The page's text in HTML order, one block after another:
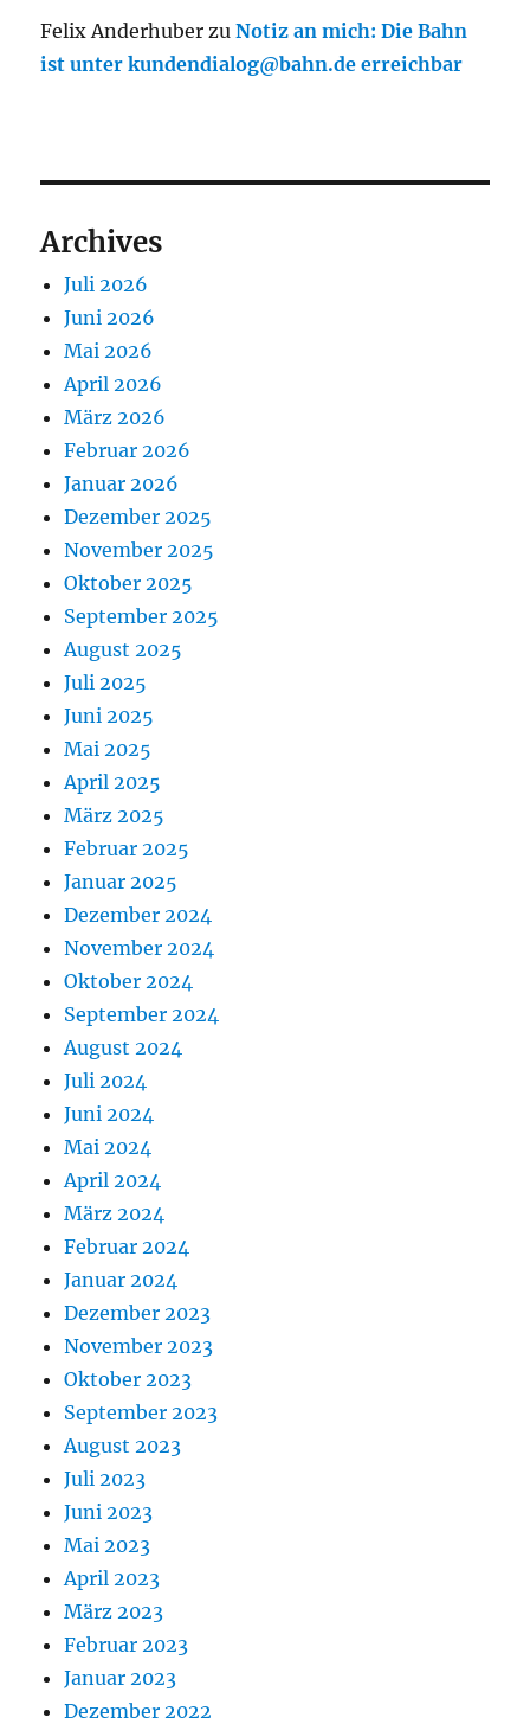
Felix Anderhuber zuNotiz an mich: Die Bahn
ist unter kundendialog@bahn.de erreichbar
Archives
Juli 2026
Juni 2026
Mai 2026
April 2026
März 2026
Februar 2026
Januar 2026
Dezember 2025
November 2025
Oktober 2025
September 2025
August 2025
Juli 2025
Juni 2025
Mai 2025
April 2025
März 2025
Februar 2025
Januar 2025
Dezember 2024
November 2024
Oktober 2024
September 2024
August 2024
Juli 2024
Juni 2024
Mai 2024
April 2024
März 2024
Februar 2024
Januar 2024
Dezember 2023
November 2023
Oktober 2023
September 2023
August 2023
Juli 2023
Juni 2023
Mai 2023
April 2023
März 2023
Februar 2023
Januar 2023
Dezember 2022